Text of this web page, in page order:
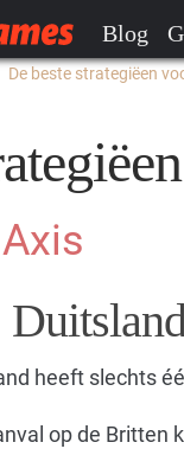
Blog
De beste strategiëen
heeft slechts
op de Britten